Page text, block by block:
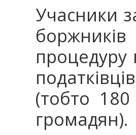
Учасники
процедуру
(тобто 180
громадян).